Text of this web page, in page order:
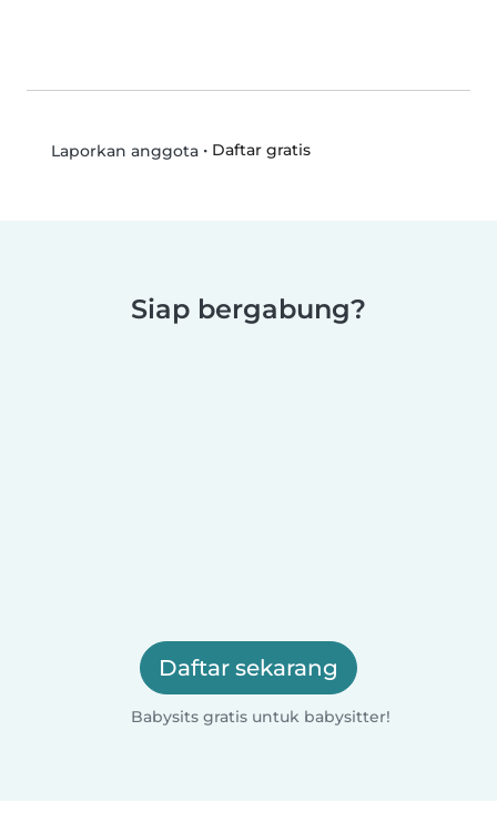
Laporkan anggota• Daftar gratis
Siap bergabung?
Daftar sekarang
Babysits gratis untuk babysitter!